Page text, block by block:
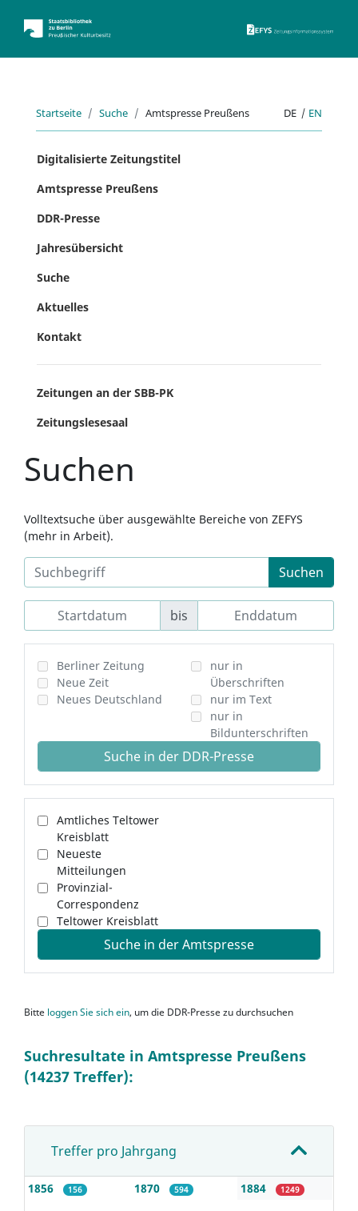
Startseite Suche Amtspresse Preußens DE | EN
Digitalisierte Zeitungstitel
Amtspresse Preußens
DDR-Presse
Jahresübersicht
Suche
Aktuelles
Kontakt
Zeitungen an der SBB-PK
Zeitungslesesaal
Suchen
Volltextsuche über ausgewählte Bereiche von ZEFYS
(mehr in Arbeit).
Suchen
bis
Berliner Zeitung
Neue Zeit
Neues Deutschland
nur in
Überschriften
nur im Text
nur in
Bildunterschriften
Suche in der DDR-Presse
Amtliches Teltower
Kreisblatt
Neueste
Mitteilungen
Provinzial-
Correspondenz
Teltower Kreisblatt
Suche in der Amtspresse
Bitte loggen Sie sich ein, um die DDR-Presse zu durchsuchen
Suchresultate in Amtspresse Preußens
(14237 Treffer):
Treffer pro Jahrgang
1856 156 1870 594 1884 1249